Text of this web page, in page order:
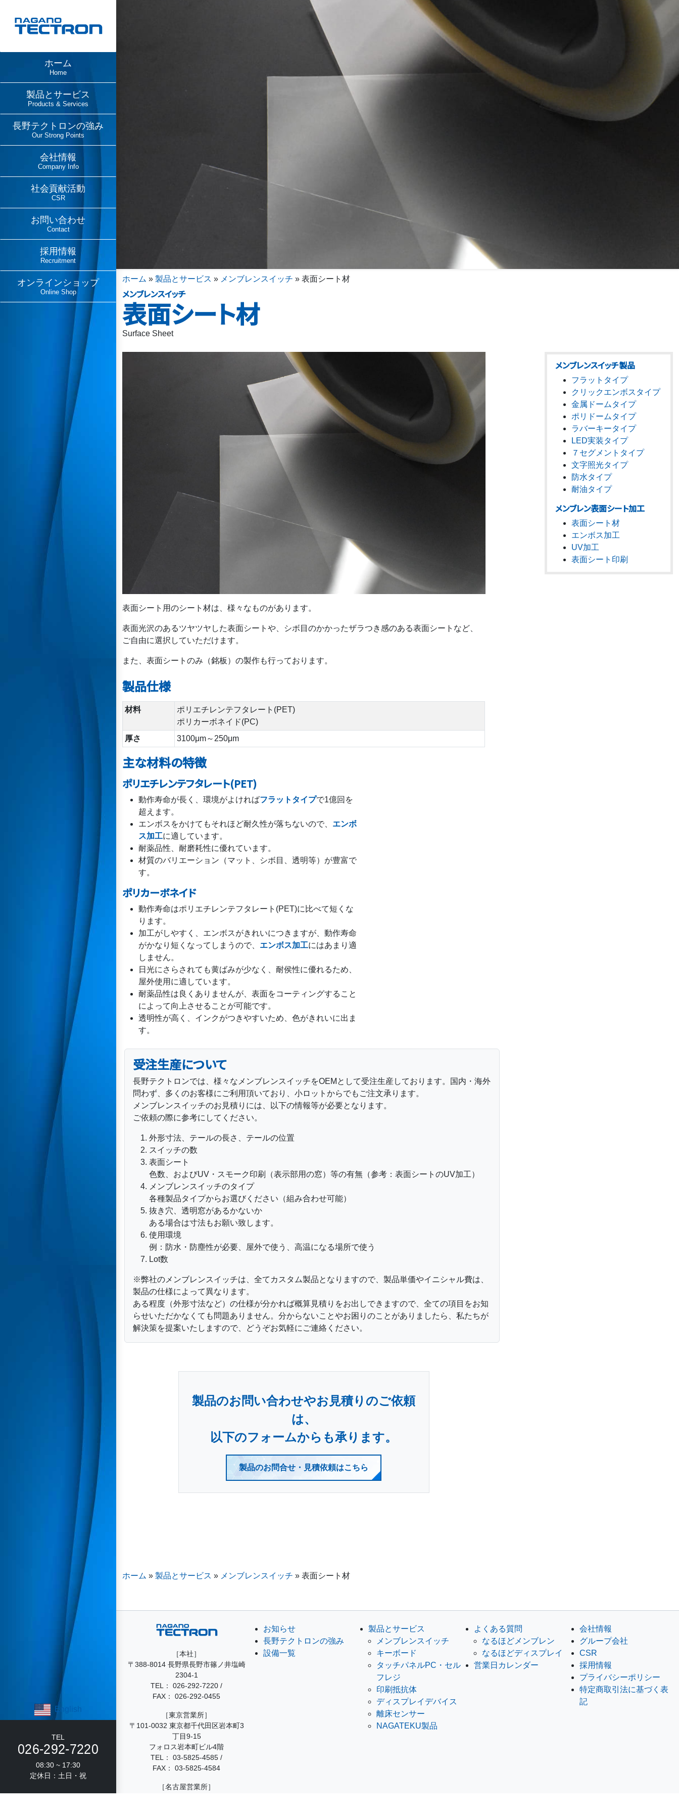
ホーム
Home
製品とサービス
Products & Services
長野テクトロンの強み
Our Strong Points
会社情報
Company Info
社会貢献活動
CSR
お問い合わせ
Contact
採用情報
Recruitment
オンラインショップ
Online Shop
English
TEL
026-292-7220
08:30 ~ 17:30
定休日：土日・祝
ホーム » 製品とサービス » メンブレンスイッチ » 表面シート材
メンブレンスイッチ
表面シート材
Surface Sheet
表面シート用のシート材は、様々なものがあります。
表面光沢のあるツヤツヤした表面シートや、シボ目のかかったザラつき感のある表面シートなど、
ご自由に選択していただけます。
また、表面シートのみ（銘板）の製作も行っております。
製品仕様
材料
ポリエチレンテフタレート(PET)
ポリカーボネイド(PC)
厚さ
3100μm～250μm
主な材料の特徴
ポリエチレンテフタレート(PET)
動作寿命が長く、環境がよければフラットタイプで1億回を
超えます。
エンボスをかけてもそれほど耐久性が落ちないので、 エンボ
ス加工に適しています。
耐薬品性、耐磨耗性に優れています。
材質のバリエーション（マット、シボ目、透明等）が豊富で
す。
ポリカーボネイド
動作寿命はポリエチレンテフタレート(PET)に比べて短くな
ります。
加工がしやすく、エンボスがきれいにつきますが、動作寿命
がかなり短くなってしまうので、 エンボス加工にはあまり適
しません。
日光にさらされても黄ばみが少なく、耐侯性に優れるため、
屋外使用に適しています。
耐薬品性は良くありませんが、表面をコーティングすること
によって向上させることが可能です。
透明性が高く、インクがつきやすいため、色がきれいに出ま
す。
受注生産について
長野テクトロンでは、様々なメンブレンスイッチをOEMとして受注生産しております。国内・海外
問わず、多くのお客様にご利用頂いており、小ロットからでもご注文承ります。
メンブレンスイッチのお見積りには、以下の情報等が必要となります。
ご依頼の際に参考にしてください。
外形寸法、テールの長さ、テールの位置
スイッチの数
表面シート
色数、およびUV・スモーク印刷（表示部用の窓）等の有無（参考：表面シートのUV加工）
メンブレンスイッチのタイプ
各種製品タイプからお選びください（組み合わせ可能）
抜き穴、透明窓があるかないか
ある場合は寸法もお願い致します。
使用環境
例：防水・防塵性が必要、屋外で使う、高温になる場所で使う
Lot数
※弊社のメンブレンスイッチは、全てカスタム製品となりますので、製品単価やイニシャル費は、
製品の仕様によって異なります。
ある程度（外形寸法など）の仕様が分かれば概算見積りをお出しできますので、全ての項目をお知
らせいただかなくても問題ありません。分からないことやお困りのことがありましたら、私たちが
解決策を提案いたしますので、どうぞお気軽にご連絡ください。
製品のお問い合わせやお見積りのご依頼
は、
以下のフォームからも承ります。
製品のお問合せ・見積依頼はこちら
メンブレンスイッチ製品
フラットタイプ
クリックエンボスタイプ
金属ドームタイプ
ポリドームタイプ
ラバーキータイプ
LED実装タイプ
７セグメントタイプ
文字照光タイプ
防水タイプ
耐油タイプ
メンブレン表面シート加工
表面シート材
エンボス加工
UV加工
表面シート印刷
ホーム » 製品とサービス » メンブレンスイッチ » 表面シート材
［本社］
〒388-8014 長野県長野市篠ノ井塩崎
2304-1
TEL：026-292-7220 /
FAX： 026-292-0455
［東京営業所］
〒101-0032 東京都千代田区岩本町3
丁目9-15
フォロス岩本町ビル4階
TEL：03-5825-4585 /
FAX： 03-5825-4584
［名古屋営業所］
お知らせ
長野テクトロンの強み
設備一覧
製品とサービス
メンブレンスイッチ
キーボード
タッチパネルPC・セル
フレジ
印刷抵抗体
ディスプレイデバイス
離床センサー
NAGATEKU製品
よくある質問
なるほどメンブレン
なるほどディスプレイ
営業日カレンダー
会社情報
グループ会社
CSR
採用情報
プライバシーポリシー
特定商取引法に基づく表
記